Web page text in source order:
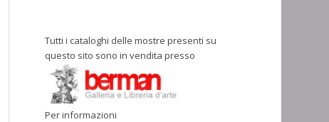
Tutti i cataloghi delle mostre presenti su
questo sito sono in vendita presso
Per informazioni